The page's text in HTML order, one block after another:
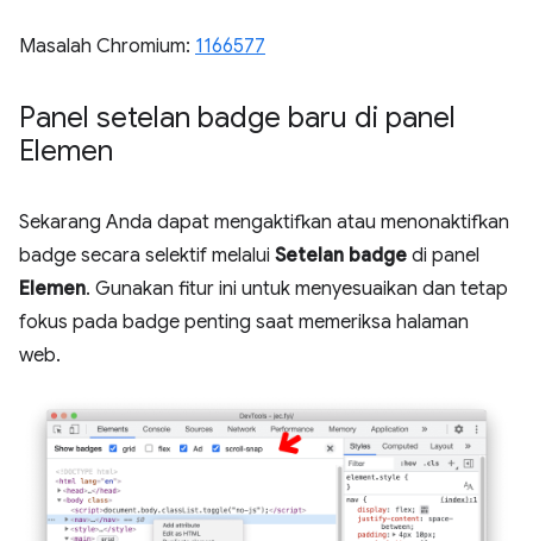
Masalah Chromium: 1166577
Panel setelan badge baru di panel
Elemen
Sekarang Anda dapat mengaktifkan atau menonaktifkan
badge secara selektif melalui Setelan badge di panel
Elemen. Gunakan fitur ini untuk menyesuaikan dan tetap
fokus pada badge penting saat memeriksa halaman
web.